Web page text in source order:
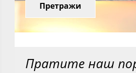
Претражи
Пратите наш